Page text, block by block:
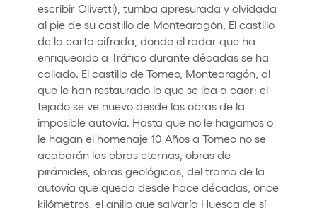
escribir Olivetti), tumba apresurada y olvidada
al pie de su castillo de Montearagón, El castillo
de la carta cifrada, donde el radar que ha
enriquecido a Tráfico durante décadas se ha
callado. El castillo de Tomeo, Montearagón, al
que le han restaurado lo que se iba a caer: el
tejado se ve nuevo desde las obras de la
imposible autovía. Hasta que no le hagamos o
le hagan el homenaje 10 Años a Tomeo no se
acabarán las obras eternas, obras de
pirámides, obras geológicas, del tramo de la
autovía que queda desde hace décadas, once
kilómetros, el anillo que salvaría Huesca de sí